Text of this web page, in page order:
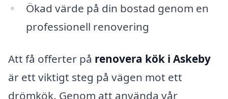
Ökad värde på din bostad genom en
professionell renovering
Att få offerter på renovera kök i Askeby
är ett viktigt steg på vägen mot ett
drömkök. Genom att använda vår